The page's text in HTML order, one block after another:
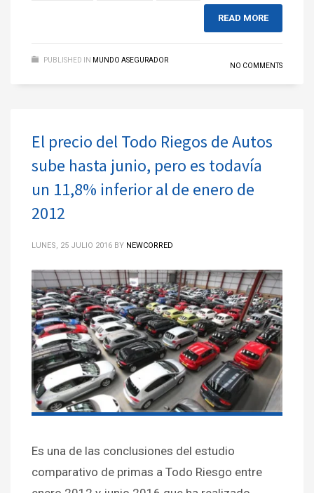
READ MORE
PUBLISHED IN MUNDO ASEGURADOR
NO COMMENTS
El precio del Todo Riegos de Autos
sube hasta junio, pero es todavía
un 11,8% inferior al de enero de
2012
LUNES, 25 JULIO 2016 BY NEWCORRED
Es una de las conclusiones del estudio
comparativo de primas a Todo Riesgo entre